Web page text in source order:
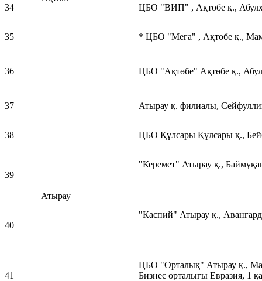
34 ЦБО "ВИП" , Ақтөбе қ.,
35 * ЦБО "Мега" , Ақтөбе қ.,
36 ЦБО "Ақтөбе" Ақтөбе қ.,
37
Атырау
Атырау қ. филиалы,
38 ЦБО Құлсары Құлсары қ.,
39
"Керемет" Атырау қ.,
40
"Каспий" Атырау қ.,
41
ЦБО "Орталық" Атырау қ.,
Бизнес орталығы Евразия, 1